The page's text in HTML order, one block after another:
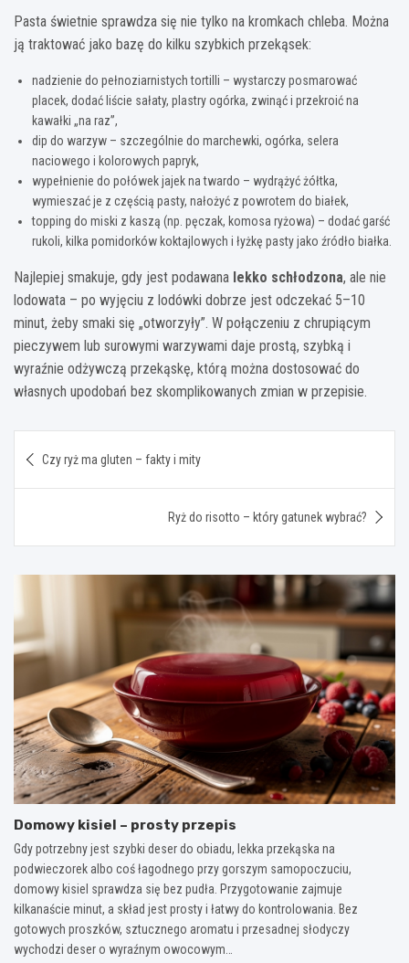
Pasta świetnie sprawdza się nie tylko na kromkach chleba. Można
ją traktować jako bazę do kilku szybkich przekąsek:
nadzienie do pełnoziarnistych tortilli – wystarczy posmarować
placek, dodać liście sałaty, plastry ogórka, zwinąć i przekroić na
kawałki „na raz”,
dip do warzyw – szczególnie do marchewki, ogórka, selera
naciowego i kolorowych papryk,
wypełnienie do połówek jajek na twardo – wydrążyć żółtka,
wymieszać je z częścią pasty, nałożyć z powrotem do białek,
topping do miski z kaszą (np. pęczak, komosa ryżowa) – dodać garść
rukoli, kilka pomidorków koktajlowych i łyżkę pasty jako źródło białka.
Najlepiej smakuje, gdy jest podawana lekko schłodzona, ale nie
lodowata – po wyjęciu z lodówki dobrze jest odczekać 5–10
minut, żeby smaki się „otworzyły”. W połączeniu z chrupiącym
pieczywem lub surowymi warzywami daje prostą, szybką i
wyraźnie odżywczą przekąskę, którą można dostosować do
własnych upodobań bez skomplikowanych zmian w przepisie.
wpisu
Czy ryż ma gluten – fakty i mity
Ryż do risotto – który gatunek wybrać?
Domowy kisiel – prosty przepis
Gdy potrzebny jest szybki deser do obiadu, lekka przekąska na
podwieczorek albo coś łagodnego przy gorszym samopoczuciu,
domowy kisiel sprawdza się bez pudła. Przygotowanie zajmuje
kilkanaście minut, a skład jest prosty i łatwy do kontrolowania. Bez
gotowych proszków, sztucznego aromatu i przesadnej słodyczy
wychodzi deser o wyraźnym owocowym…